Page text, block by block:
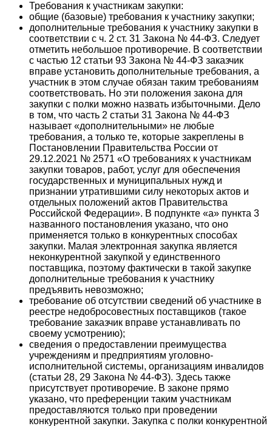
Требования к участникам закупки:
общие (базовые) требования к участнику закупки;
дополнительные требования к участнику закупки в
соответствии с ч. 2 ст. 31 Закона № 44-ФЗ. Следует
отметить небольшое противоречие. В соответствии
с частью 12 статьи 93 Закона № 44-ФЗ заказчик
вправе установить дополнительные требования, а
участник в этом случае обязан таким требованиям
соответствовать. Но эти положения закона для
закупки с полки можно назвать избыточными. Дело
в том, что часть 2 статьи 31 Закона № 44-ФЗ
называет «дополнительными» не любые
требования, а только те, которые закреплены в
Постановлении Правительства России от
29.12.2021 № 2571 «О требованиях к участникам
закупки товаров, работ, услуг для обеспечения
государственных и муниципальных нужд и
признании утратившими силу некоторых актов и
отдельных положений актов Правительства
Российской Федерации». В подпункте «а» пункта 3
названного постановления указано, что оно
применяется только в конкурентных способах
закупки. Малая электронная закупка является
неконкурентной закупкой у единственного
поставщика, поэтому фактически в такой закупке
дополнительные требования к участнику
предъявить невозможно;
требование об отсутствии сведений об участнике в
реестре недобросовестных поставщиков (такое
требование заказчик вправе устанавливать по
своему усмотрению);
сведения о предоставлении преимущества
учреждениям и предприятиям уголовно-
исполнительной системы, организациям инвалидов
(статьи 28, 29 Закона № 44-ФЗ). Здесь также
присутствует противоречие. В законе прямо
указано, что преференции таким участникам
предоставляются только при проведении
конкурентной закупки. Закупка с полки конкурентной